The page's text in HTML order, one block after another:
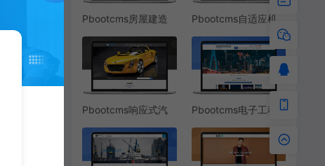
Pbootcms房屋建造
Pbootcms自适应机
械设备轴承配件网站
模板
Pbootcms响应式汽
Pbootcms电子工程
网站模板